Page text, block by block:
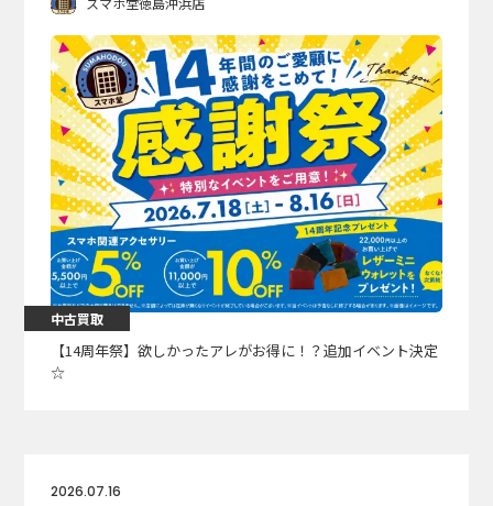
中古買取
【14周年祭】欲しかったアレがお得に！？追加イベント決定
☆
2026.07.16